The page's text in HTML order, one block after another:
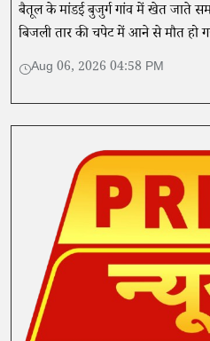
बैतूल के मांडई बुजुर्ग गांव में खेत जाते
बिजली तार की चपेट में आने से मौत हो
शुरू कर दी है।
Aug 06, 2026 04:58 PM